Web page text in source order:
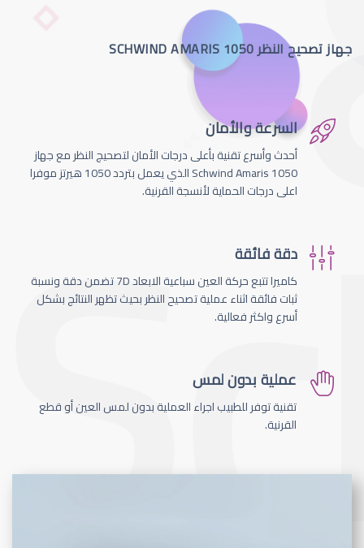
جهاز تصحيح النظر SCHWIND AMARIS 1050
السرعة والأمان
أحدث وأسرع تقنية بأعلى درجات الأمان لتصحيج النظر مع جهاز
Schwind Amaris 1050 الذي يعمل بتردد 1050 هيرتز موفرا
اعلى درجات الحماية لأنسجة القرنية.
دقة فائقة
كاميرا تتبع حركة العين سباعية الابعاد 7D تضمن دقة ونسبة
ثبات فائقة اثناء عملية تصحيح النظر بحيث تظهر النتائج بشكل
أسرع واكثر فعالية.
عملية بدون لمس
تقنية توفر للطبيب اجراء العملية بدون لمس العين أو قطع
القرنية.